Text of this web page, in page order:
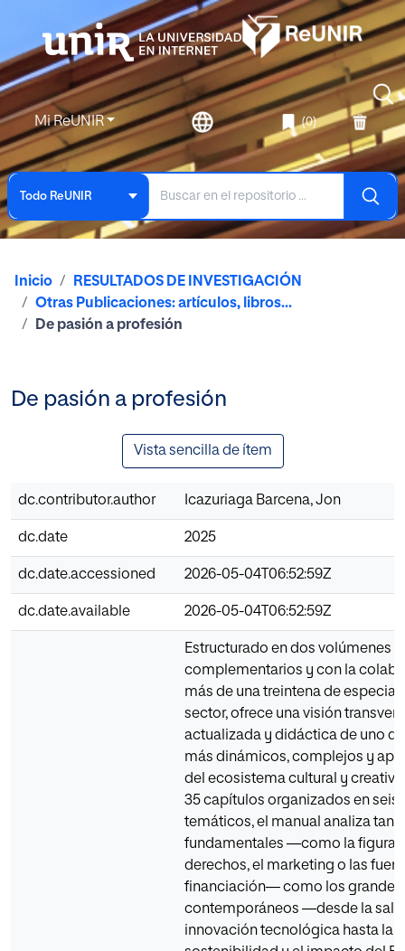
Mi ReUNIR (0)
Todo ReUNIR
Inicio
RESULTADOS DE INVESTIGACIÓN
Otras Publicaciones: artículos, libros...
De pasión a profesión
De pasión a profesión
Vista sencilla de ítem
dc.contributor.author Icazuriaga Barcena, Jon
dc.date 2025
dc.date.accessioned 2026-05-04T06:52:59Z
dc.date.available 2026-05-04T06:52:59Z
Estructurado en dos volúmenes
complementarios y con la
más de una treintena de
sector, ofrece una visión
actualizada y didáctica de uno
más dinámicos, complejos y
del ecosistema cultural y
35 capítulos organizados en seis
temáticos, el manual analiza
fundamentales —como la figura
derechos, el marketing o las
financiación— como los grandes
contemporáneos —desde la
innovación tecnológica hasta la